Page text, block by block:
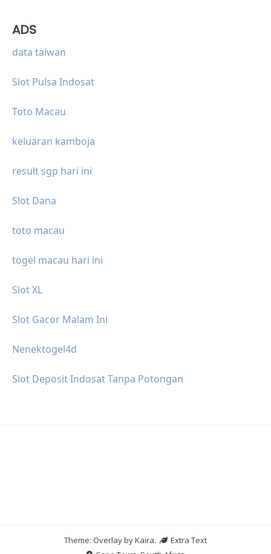
ADS
data taiwan
Slot Pulsa Indosat
Toto Macau
keluaran kamboja
result sgp hari ini
Slot Dana
toto macau
togel macau hari ini
Slot XL
Slot Gacor Malam Ini
Nenektogel4d
Slot Deposit Indosat Tanpa Potongan
Theme: Overlay byKaira.
Extra Text